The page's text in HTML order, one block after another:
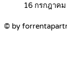
16 กรกฎาค
© by